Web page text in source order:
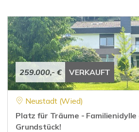
259.000,- € VERKAUFT
Neustadt (Wied)
Platz für Träume -
Grundstück!